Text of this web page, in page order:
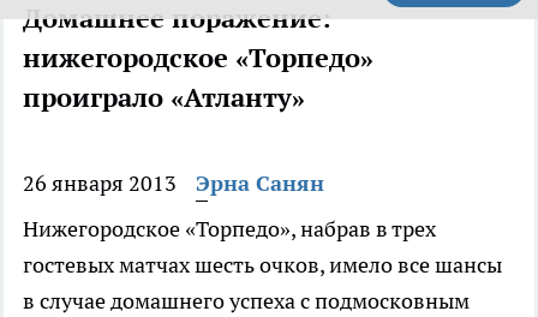
Домашнее поражение:
нижегородское «Торпедо»
проиграло «Атланту»
26 января 2013
Эрна Санян
Нижегородское «Торпедо», набрав в трех
гостевых матчах шесть очков, имело все шансы
в случае домашнего успеха с подмосковным